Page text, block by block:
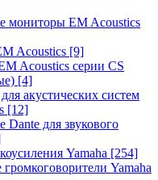
мониторы EM Acoustics
Acoustics [9]
Acoustics серии CS
[4]
акустических систем
[12]
для звукового
Yamaha [254]
Yamaha